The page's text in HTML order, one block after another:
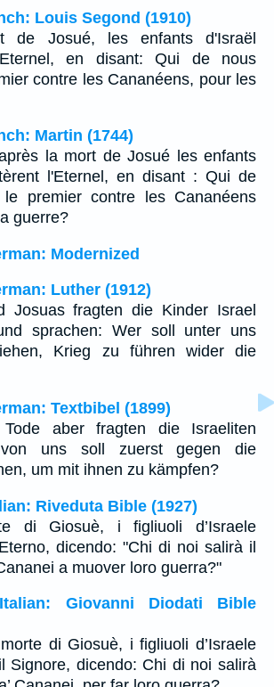
Louis Segond (1910)
de Josué, les enfants d'Israël
en disant: Qui de nous
contre les Cananéens, pour les
Martin (1744)
la mort de Josué les enfants
l'Eternel, en disant : Qui de
premier contre les Cananéens
guerre?
Modernized
Luther (1912)
Josuas fragten die Kinder Israel
sprachen: Wer soll unter uns
Krieg zu führen wider die
Textbibel (1899)
aber fragten die Israeliten
uns soll zuerst gegen die
um mit ihnen zu kämpfen?
Riveduta Bible (1927)
di Giosuè, i figliuoli d’Israele
dicendo: "Chi di noi salirà il
a muover loro guerra?"
Giovanni Diodati Bible
di Giosuè, i figliuoli d’Israele
Signore, dicendo: Chi di noi salirà